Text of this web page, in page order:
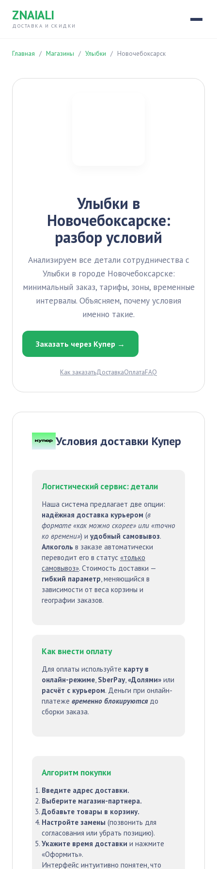
ZNAIALI
ДОСТАВКА И СКИДКИ
Главная / Магазины / Улыбки / Новочебоксарск
Улыбки в
Новочебоксарске:
разбор условий
Анализируем все детали сотрудничества с
Улыбки в городе Новочебоксарске:
минимальный заказ, тарифы, зоны, временные
интервалы. Объясняем, почему условия
именно такие.
Заказать через Купер →
Как заказатьДоставкаОплатаFAQ
Условия доставки Купер
Логистический сервис: детали
Наша система предлагает две опции:
надёжная доставка курьером (в
формате «как можно скорее» или «точно
ко времени») и удобный самовывоз.
Алкоголь в заказе автоматически
переводит его в статус «только
самовывоз». Стоимость доставки —
гибкий параметр, меняющийся в
зависимости от веса корзины и
географии заказов.
Как внести оплату
Для оплаты используйте карту в
онлайн-режиме, SberPay,«Долями» или
расчёт с курьером. Деньги при онлайн-
платеже временно блокируютсядо
сборки заказа.
Алгоритм покупки
Введите адрес доставки.
Выберите магазин-партнера.
Добавьте товары в корзину.
Настройте замены (позвонить для
согласования или убрать позицию).
Укажите время доставки и нажмите
«Оформить».
Интерфейс интуитивно понятен, что